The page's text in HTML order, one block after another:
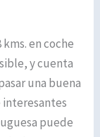
kms. en coche
y cuenta
una buena
interesantes
puede